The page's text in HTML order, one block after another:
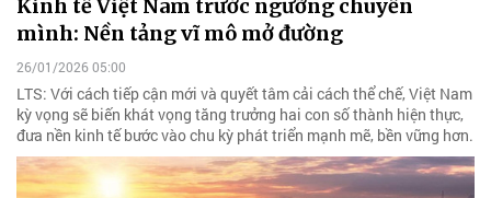
Kinh tế Việt Nam trước ngưỡng chuyển
mình: Nền tảng vĩ mô mở đường
26/01/2026 05:00
LTS: Với cách tiếp cận mới và quyết tâm cải cách thể chế, Việt Nam
kỳ vọng sẽ biến khát vọng tăng trưởng hai con số thành hiện thực,
đưa nền kinh tế bước vào chu kỳ phát triển mạnh mẽ, bền vững hơn.